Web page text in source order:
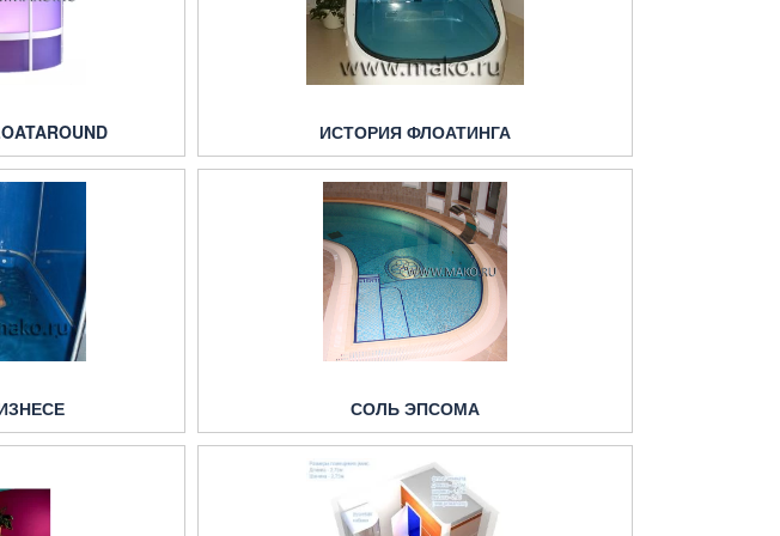
ИСТОРИЯ ФЛОАТИНГА
СОЛЬ ЭПСОМА